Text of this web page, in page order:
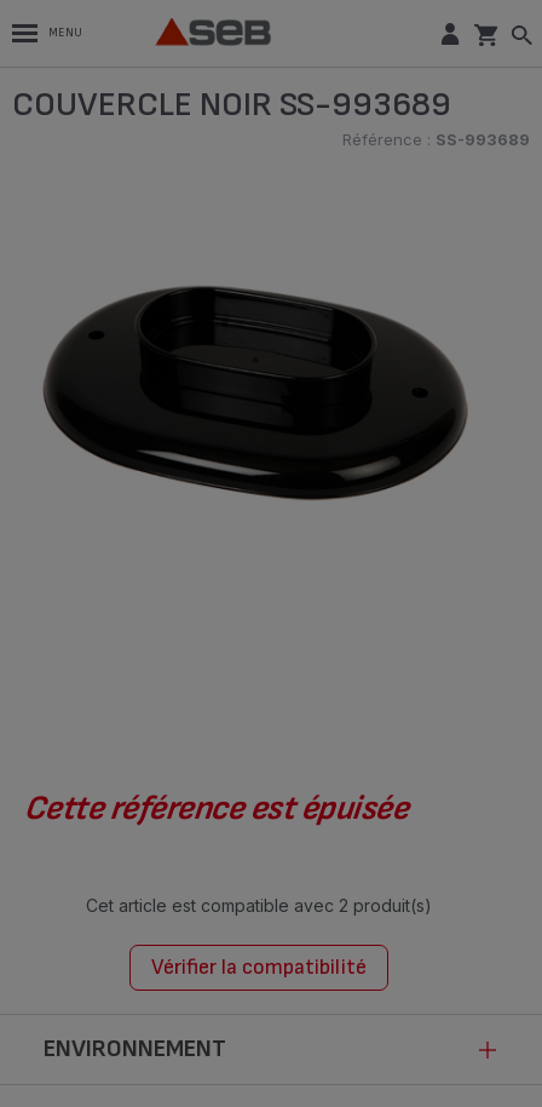
MENU
COUVERCLE NOIR SS-993689
Référence : SS-993689
Cette référence est épuisée
Cet article est compatible avec 2 produit(s)
Vérifier la compatibilité
ENVIRONNEMENT